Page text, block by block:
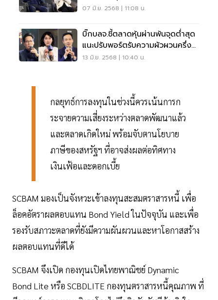
07 มิ.ย. 2568 | 11:08 น.
บิ๊กบลจ.ชี้ตลาดหุ้นผ่านพ้นจุดต่ำสุด
แนะปรับพอร์ตรับความผัวผวนครึ่งปี
หลัง
13 มิ.ย. 2568 | 10:40 น.
กลยุทธ์การลงทุนในช่วงนี้ควรเน้นการก
ระจายความเสี่ยงระหว่างตลาดพัฒนาแล้ว
และตลาดเกิดใหม่ พร้อมจับตานโยบาย
ภาษีของสหรัฐฯ ที่อาจส่งผลต่อทิศทาง
เงินเฟ้อและดอกเบี้ย
SCBAM มองเป็นจังหวะเข้าลงทุนสะสมตราสารหนี้ เพื่อ
ล็อคอัตราผลตอบแทน Bond Yield ในปัจจุบัน และเพื่อ
รองรับสภาวะตลาดที่ยังมีความผันผวนและหาโอกาสสร้าง
ผลตอบแทนที่ดีได้
SCBAM จึงเปิด กองทุนเปิดไทยพาณิชย์ Dynamic
Bond Lite หรือ SCBDLITE กองทุนตราสารหนี้คุณภาพ ที่